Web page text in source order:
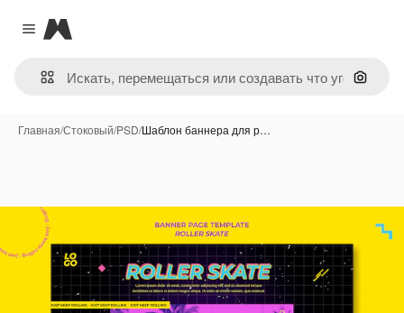
Close menu
Magnific
Поиск
Главная/Стоковый/PSD/Шаблон баннера для р…